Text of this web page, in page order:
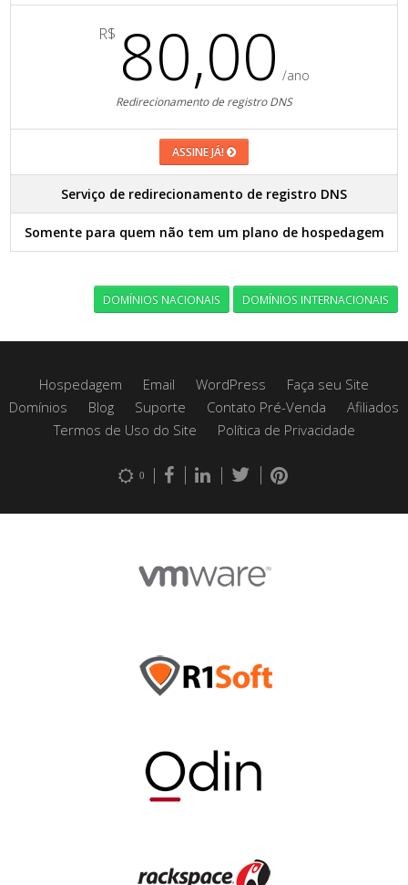
R$ 80,00 /ano
Redirecionamento de registro DNS
ASSINE JÁ!
Serviço de redirecionamento de registro DNS
Somente para quem não tem um plano de hospedagem
DOMÍNIOS NACIONAIS DOMÍNIOS INTERNACIONAIS
Hospedagem Email WordPress
Faça seu Site
Domínios
Blog Suporte Contato Pré-Venda
Afiliados
Termos de Uso do Site
Política de Privacidade
0